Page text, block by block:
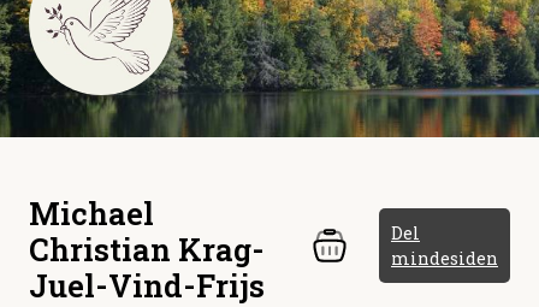
Michael
Christian Krag-
Juel-Vind-Frijs
Del
mindesiden